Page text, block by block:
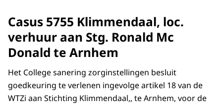
Casus 5755 Klimmendaal, loc.
verhuur aan Stg. Ronald Mc
Donald te Arnhem
Het College sanering zorginstellingen besluit
goedkeuring te verlenen ingevolge artikel 18 van de
WTZi aan Stichting Klimmendaal,, te Arnhem, voor de